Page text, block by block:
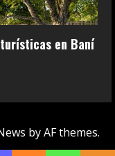
en Baní
by AF themes.